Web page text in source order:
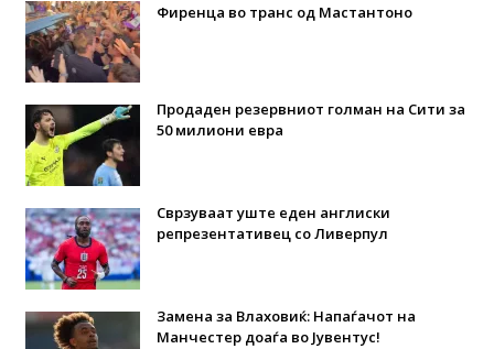
Фиренца во транс од Мастантоно
Продаден резервниот голман на Сити за
50 милиони евра
Сврзуваат уште еден англиски
репрезентативец со Ливерпул
Замена за Влаховиќ: Напаѓачот на
Манчестер доаѓа во Јувентус!